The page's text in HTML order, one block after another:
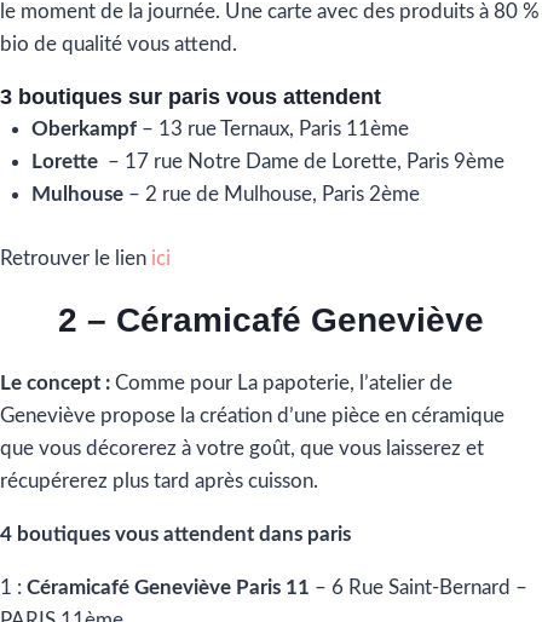
le moment de la journée. Une carte avec des produits à 80 %
bio de qualité vous attend.
3 boutiques sur paris vous attendent
Oberkampf – 13 rue Ternaux, Paris 11ème
Lorette – 17 rue Notre Dame de Lorette, Paris 9ème
Mulhouse– 2 rue de Mulhouse, Paris 2ème
Retrouver le lien ici
2 – Céramicafé Geneviève
Le concept : Comme pour La papoterie, l’atelier de
Geneviève propose la création d’une pièce en céramique
que vous décorerez à votre goût, que vous laisserez et
récupérerez plus tard après cuisson.
4 boutiques vous attendent dans paris
1 : Céramicafé Geneviève Paris 11 – 6 Rue Saint-Bernard –